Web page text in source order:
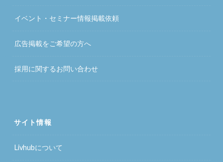
イベント・セミナー情報掲載依頼
広告掲載をご希望の方へ
採用に関するお問い合わせ
サイト情報
Livhubについて